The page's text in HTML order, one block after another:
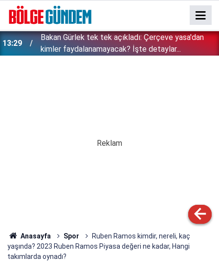
13:29
Bakan Gürlek tek tek açıkladı: Çerçeve yasa'dan
kimler faydalanamayacak? İşte detaylar...
Anasayfa Spor
Ruben Ramos kimdir, nereli, kaç
yaşında? 2023 Ruben Ramos Piyasa değeri ne kadar, Hangi
takımlarda oynadı?